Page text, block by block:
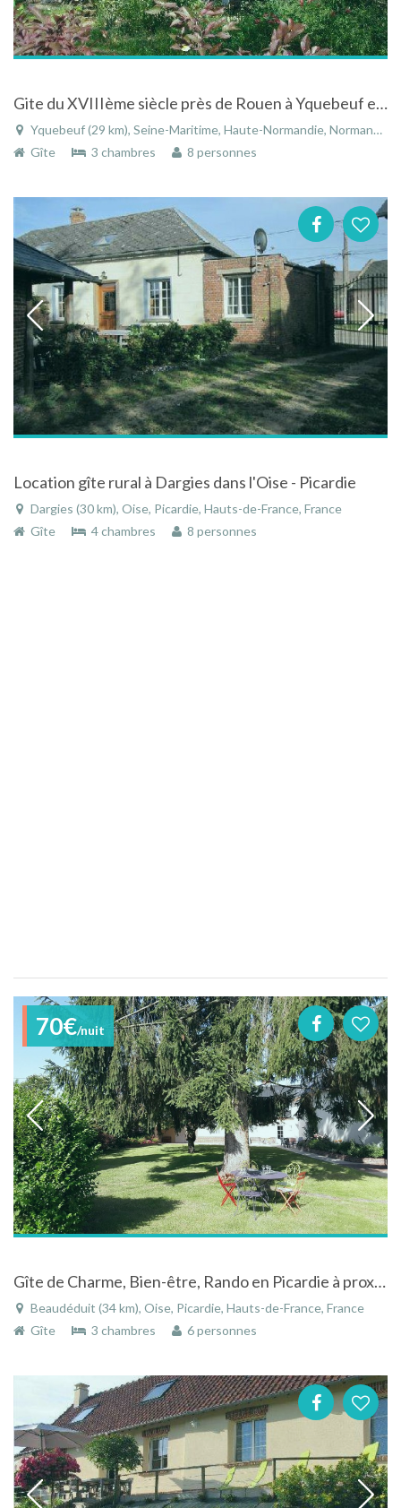
Gite du XVIIIème siècle près de Rouen à Yquebeuf en Seine-Maritime en Normandie
Yquebeuf (29 km), Seine-Maritime, Haute-Normandie, Normandie, France
Gîte
3 chambres 8 personnes
Location gîte rural à Dargies dans l'Oise - Picardie
Dargies (30 km), Oise, Picardie, Hauts-de-France, France
Gîte
4 chambres 8 personnes
70€/nuit
Gîte de Charme, Bien-être, Rando en Picardie à proximité de sites exceptionnels
Beaudéduit (34 km), Oise, Picardie, Hauts-de-France, France
Gîte
3 chambres 6 personnes